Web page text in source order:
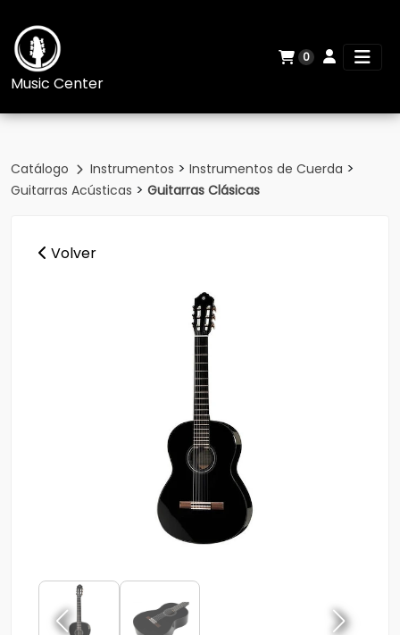
Music Center
0
Catálogo Instrumentos > Instrumentos de Cuerda >
Guitarras Acústicas > Guitarras Clásicas
Volver